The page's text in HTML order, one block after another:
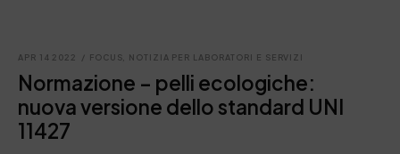
APR 14 2022 / FOCUS, NOTIZIA PER LABORATORI E SERVIZI
Normazione – pelli ecologiche:
nuova versione dello standard UNI
11427